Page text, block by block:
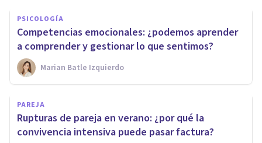
PSICOLOGÍA
Competencias emocionales: ¿podemos aprender
a comprender y gestionar lo que sentimos?
Marian Batle Izquierdo
PAREJA
Rupturas de pareja en verano: ¿por qué la
convivencia intensiva puede pasar factura?